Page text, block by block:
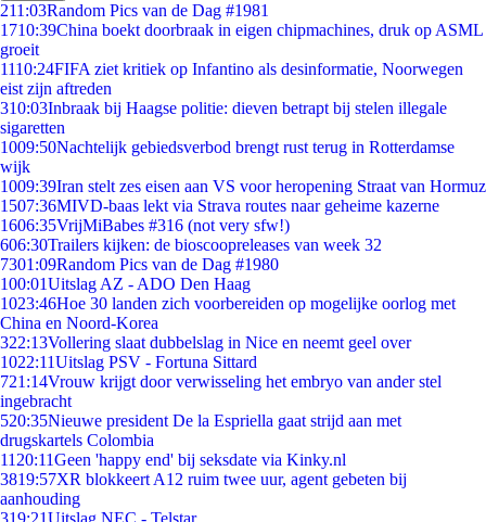
211:03Random Pics van de Dag #1981
1710:39China boekt doorbraak in eigen chipmachines, druk op ASML
groeit
1110:24FIFA ziet kritiek op Infantino als desinformatie, Noorwegen
eist zijn aftreden
310:03Inbraak bij Haagse politie: dieven betrapt bij stelen illegale
sigaretten
1009:50Nachtelijk gebiedsverbod brengt rust terug in Rotterdamse
wijk
1009:39Iran stelt zes eisen aan VS voor heropening Straat van Hormuz
1507:36MIVD-baas lekt via Strava routes naar geheime kazerne
1606:35VrijMiBabes #316 (not very sfw!)
606:30Trailers kijken: de bioscoopreleases van week 32
7301:09Random Pics van de Dag #1980
100:01Uitslag AZ - ADO Den Haag
1023:46Hoe 30 landen zich voorbereiden op mogelijke oorlog met
China en Noord-Korea
322:13Vollering slaat dubbelslag in Nice en neemt geel over
1022:11Uitslag PSV - Fortuna Sittard
721:14Vrouw krijgt door verwisseling het embryo van ander stel
ingebracht
520:35Nieuwe president De la Espriella gaat strijd aan met
drugskartels Colombia
11 20:11Geen 'happy end' bij seksdate via Kinky.nl
3819:57XR blokkeert A12 ruim twee uur, agent gebeten bij
aanhouding
319:21Uitslag NEC - Telstar